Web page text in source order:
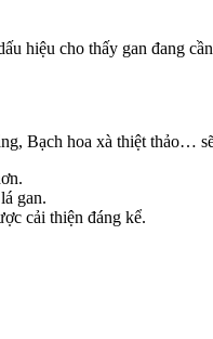
hiệu cho thấy gan đang
Bạch hoa xà thiệt thảo…
gan.
cải thiện đáng kể.